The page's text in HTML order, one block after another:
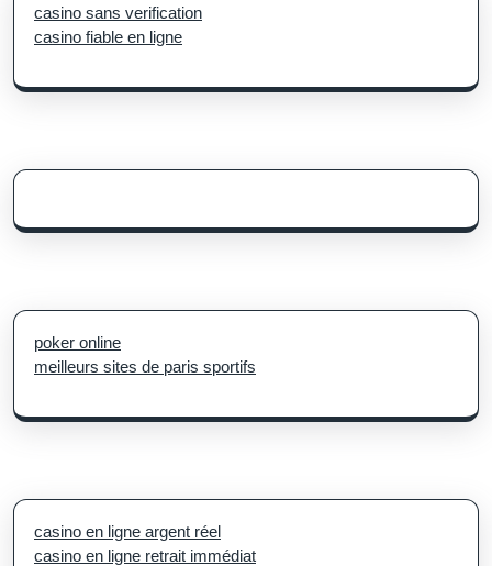
casino sans verification
casino fiable en ligne
poker online
meilleurs sites de paris sportifs
casino en ligne argent réel
casino en ligne retrait immédiat